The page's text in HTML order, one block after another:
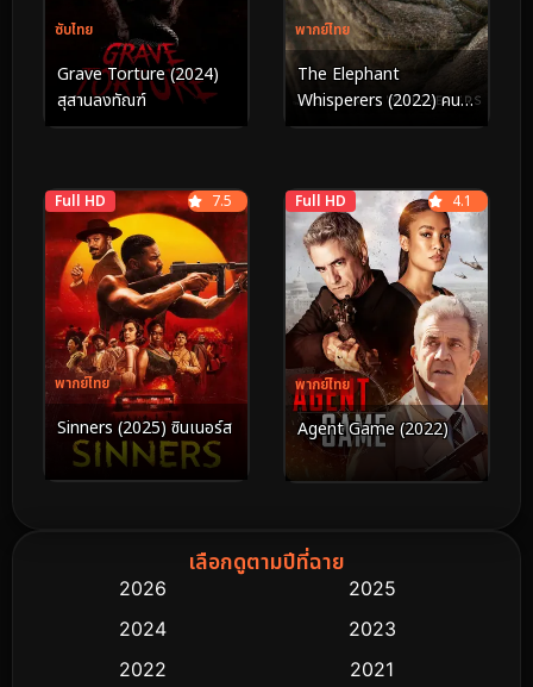
ซับไทย
Grave Torture (2024)
สุสานลงทัณฑ์
พากย์ไทย
The Elephant
Whisperers (2022) คน
กล่อมช้าง
Full HD
พากย์ไทย
7.5
Sinners (2025) ซินเนอร์ส
Full HD
พากย์ไทย
4.1
Agent Game (2022)
เลือกดูตามปีที่ฉาย
2026
2025
2024
2023
2022
2021